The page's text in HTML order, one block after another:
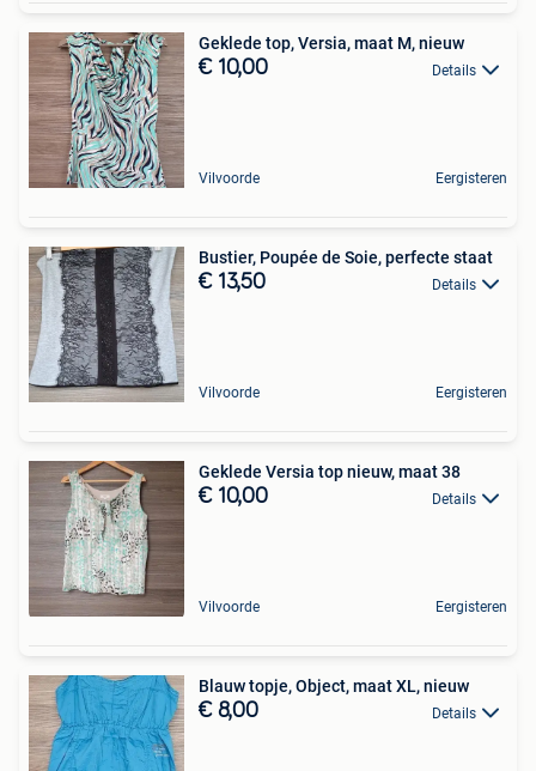
Geklede top, Versia, maat M, nieuw
€ 10,00 Details
Vilvoorde Eergisteren
Bustier, Poupée de Soie, perfecte staat
€ 13,50 Details
Vilvoorde Eergisteren
Geklede Versia top nieuw, maat 38
€ 10,00 Details
Vilvoorde Eergisteren
Blauw topje, Object, maat XL, nieuw
€ 8,00 Details